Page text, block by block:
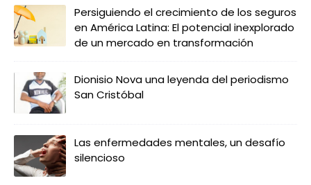
Persiguiendo el crecimiento de los seguros
en América Latina: El potencial inexplorado
de un mercado en transformación
Dionisio Nova una leyenda del periodismo
San Cristóbal
Las enfermedades mentales, un desafío
silencioso